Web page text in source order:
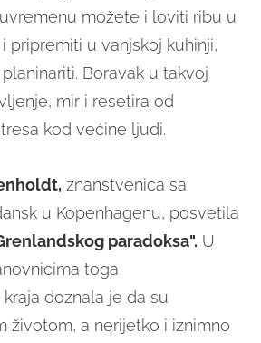
možete i loviti ribu u
pripremiti u vanjskoj kuhinji,
Boravak u takvoj
mir i resetira od
kod većine ljudi.
znanstvenica sa
u Kopenhagenu, posvetila
paradoksa". U
toga
doznala je da su
životom, a nerijetko i iznimno